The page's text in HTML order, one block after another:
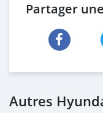
Partager
Autres